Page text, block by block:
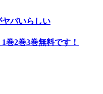
バいらしい
巻2巻3巻無料です！